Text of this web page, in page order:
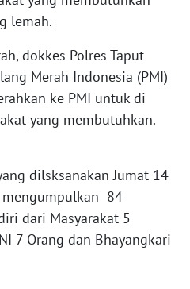
lemah.
dokkes Polres Taput
Merah Indonesia (PMI)
ke PMI untuk di
yang membutuhkan.
dilsksanakan Jumat 14
mengumpulkan 84
dari Masyarakat 5
7 Orang dan Bhayangkari